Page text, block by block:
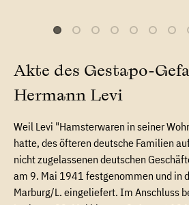
Akte des Gestapo-
Hermann Levi
Weil Levi "Hamsterwaren in seiner
hatte, des öfteren deutsche Familien
nicht zugelassenen deutschen
am 9. Mai 1941 festgenommen und in
Marburg/L. eingeliefert. Im Anschluss